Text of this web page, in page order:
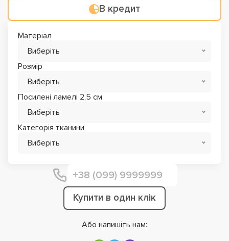
В кредит
Матеріал
Виберіть
Розмір
Виберіть
Посилені ламелі 2,5 см
Виберіть
Категорія тканини
Виберіть
Купити в один клік
Або напишіть нам: